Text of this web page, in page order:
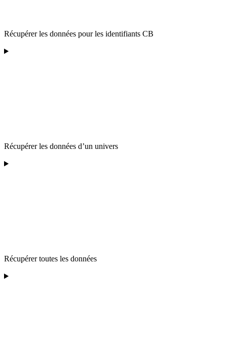
Récupérer les données pour les identifiants CB
Récupérer les données d’un univers
Récupérer toutes les données